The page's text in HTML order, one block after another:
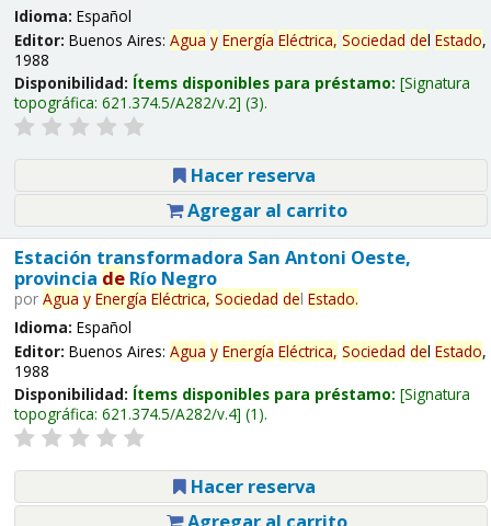
Idioma: Español
Editor: Buenos Aires: Agua y Energía Eléctrica, Sociedad del Estado,
1988
Disponibilidad: Ítems disponibles para préstamo: Signatura
topográfica: 621.374.5/A282/v.2 (3).
Hacer reserva
Agregar al carrito
Estación transformadora San Antoni Oeste,
provincia deRío Negro
por Agua y Energía Eléctrica, Sociedad del Estado.
Idioma: Español
Editor: Buenos Aires: Agua y Energía Eléctrica, Sociedad del Estado,
1988
Disponibilidad: Ítems disponibles para préstamo: Signatura
topográfica: 621.374.5/A282/v.4 (1).
Hacer reserva
Agregar al carrito